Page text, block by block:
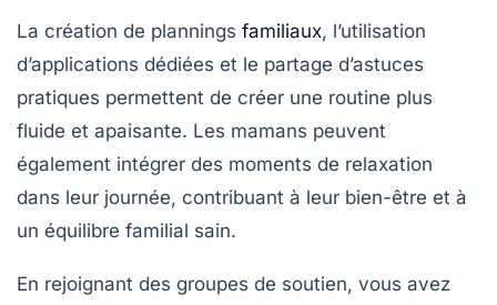
La création de plannings familiaux, l’utilisation
d’applications dédiées et le partage d’astuces
pratiques permettent de créer une routine plus
fluide et apaisante. Les mamans peuvent
également intégrer des moments de relaxation
dans leur journée, contribuant à leur bien-être et à
un équilibre familial sain.
En rejoignant des groupes de soutien, vous avez